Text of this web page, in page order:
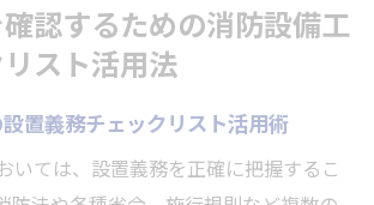
認するための消防設備工
スト活用法
置義務チェックリスト活用術
いては、設置義務を正確に把握するこ